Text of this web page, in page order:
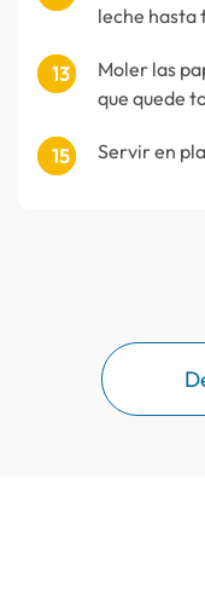
leche hasta
Moler las
que quede
Servir en